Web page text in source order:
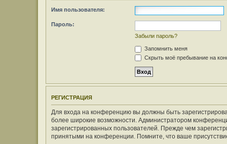
Имя пользователя:
Пароль:
Забыли пароль?
Запомнить меня
Скрыть моё пребывание на
РЕГИСТРАЦИЯ
Для входа на конференцию вы должны быть
более широкие возможности. Администратором
зарегистрированных пользователей. Прежде чем
принятыми на конференции. Помните, что ваше